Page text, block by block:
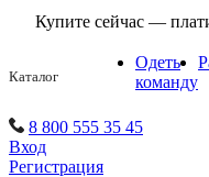
Купите сейчас —
Каталог
Одеть
команду
8 800 555 35 45
Вход
Регистрация